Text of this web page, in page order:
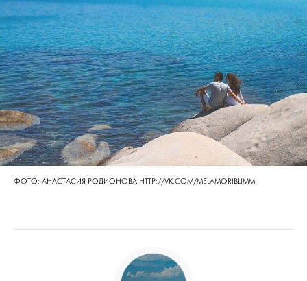
ФОТО: АНАСТАСИЯ РОДИОНОВА HTTP://VK.COM/MELAMORIBLIMM